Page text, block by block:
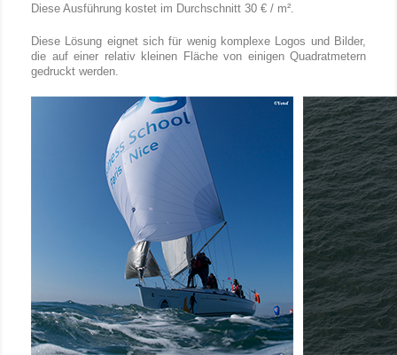
Diese Ausführung kostet im Durchschnitt 30 € / m².
Diese Lösung eignet sich für wenig komplexe Logos und Bilder,
die auf einer relativ kleinen Fläche von einigen Quadratmetern
gedruckt werden.